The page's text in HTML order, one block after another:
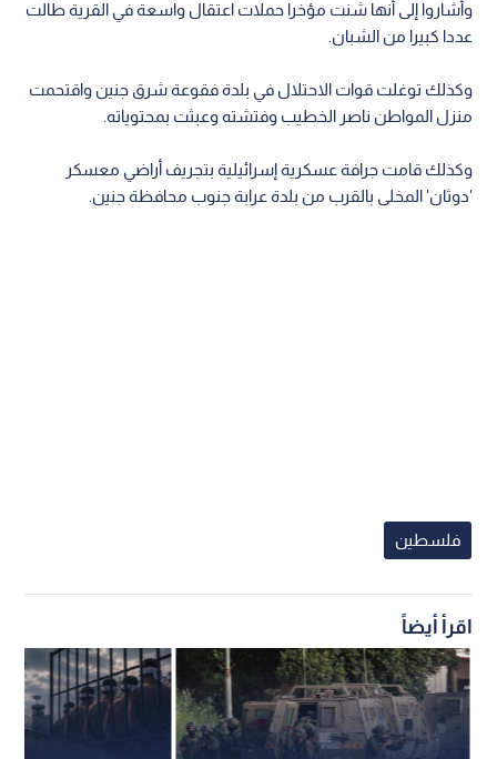
وأشاروا إلى أنها شنت مؤخرا حملات اعتقال واسعة في القرية طالت
عددا كبيرا من الشبان.
وكذلك توغلت قوات الاحتلال في بلدة فقوعة شرق جنين واقتحمت
منزل المواطن ناصر الخطيب وفتشته وعبثت بمحتوياته.
وكذلك قامت جرافة عسكرية إسرائيلية بتجريف أراضي معسكر
'دوثان' المخلى بالقرب من بلدة عرابة جنوب محافظة جنين.
فلسطين
اقرأ أيضاً